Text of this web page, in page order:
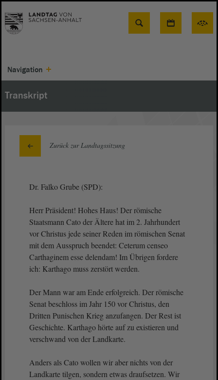
Suche
Navigation
Transkript
Zurück zur Landtagssitzung
Dr. Falko Grube (SPD):
Herr Präsident! Hohes Haus! Der römische
Staatsmann Cato der Ältere hat im 2. Jahrhundert
vor Christus jede seiner Reden im römischen Senat
mit dem Ausspruch beendet: Ceterum censeo
Carthaginem esse delendam! Im Übrigen fordere
ich: Karthago muss zerstört werden.
Der Mann war am Ende erfolgreich. Der römische
Senat beschloss im Jahr 150 vor Christus, den
Dritten Punischen Krieg anzufangen. Der Rest ist
Geschichte. Karthago hörte auf zu existieren und
verschwand von der Landkarte.
Anders als Cato wollen wir aber nichts von der
Landkarte tilgen, sondern etwas draufsetzen. Wir